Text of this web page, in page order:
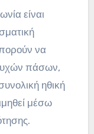
είναι
να
πάσων,
ηθική
μέσω